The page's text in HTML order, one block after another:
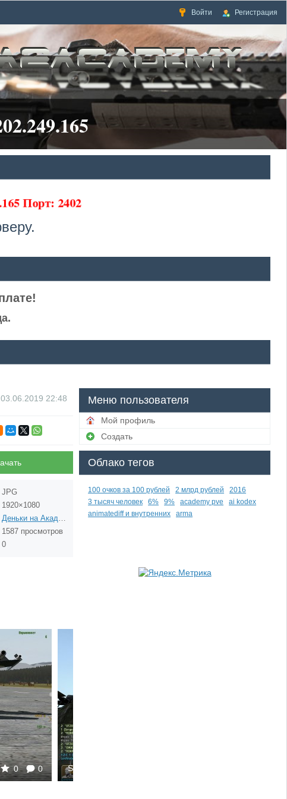
Войти Регистрация
Порт: 2402
03.06.2019 22:48
JPG
1920×1080
Деньки на Академии
1587 просмотров
0
0 0 Sergey252
Меню пользователя
Мой профиль
Создать
Облако тегов
100 очков за 100 рублей 2 млрд рублей
2016
3 тысяч человек
6% 9% academy pve
ai kodex
animatediff и внутренних
arma